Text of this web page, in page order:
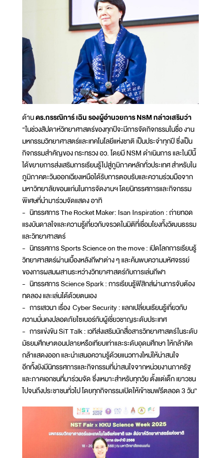
ด้านดร.กรรณิการ์ เฉิน รองผู้อำนวยการ NSM กล่าวเสริมว่า
“ในช่วงสัปดาห์วิทยาศาสตร์ของทุกปีจะมีการจัดกิจกรรมในชื่อ งาน
มหกรรมวิทยาศาสตร์และเทคโนโลยีแห่งชาติ เป็นประจำทุกปี ซึ่งเป็น
กิจกรรมสำคัญของ กระทรวง อว. โดยมี NSM ดำเนินการ และในปีนี้
ได้ขยายการส่งเสริมการเรียนรู้ไปสู่ภูมิภาคหลักทั่วประเทศ สำหรับใน
ภูมิภาคตะวันออกเฉียงเหนือได้รับการตอบรับและความร่วมมือจาก
มหาวิทยาลัยขอนแก่นในการจัดงานฯ โดยนิทรรศการและกิจกรรม
พิเศษที่นำมาร่วมจัดแสดง อาทิ
- นิทรรศการ The Rocket Maker: Isan Inspiration : ถ่ายทอด
แรงบันดาลใจและความรู้เกี่ยวกับจรวดในมิติที่เชื่อมโยงทั้งวัฒนธรรม
และวิทยาศาสตร์
- นิทรรศการ Sports Science on the move : เปิดโลกการเรียนรู้
วิทยาศาสตร์ผ่านเบื้องหลังกีฬาต่าง ๆ และค้นพบความมหัศจรรย์
ของการผสมผสานระหว่างวิทยาศาสตร์กับการเล่นกีฬา
- นิทรรศการ Science Spark : การเรียนรู้ฟิสิกส์ผ่านการจับต้อง
ทดลอง และเล่นได้ด้วยตนเอง
- การเสวนา เรื่อง Cyber Security : แลกเปลี่ยนเรียนรู้เกี่ยวกับ
ความมั่นคงปลอดภัยไซเบอร์กับผู้เชี่ยวชาญระดับประเทศ
- การแข่งขัน SiT Talk : เวทีส่งเสริมนักสื่อสารวิทยาศาสตร์ในระดับ
มัธยมศึกษาตอนปลายหรือเทียบเท่าและระดับอุดมศึกษา ให้กล้าคิด
กล้าแสดงออก และนำเสนอความรู้ด้วยแนวทางใหม่ให้น่าสนใจ
อีกทั้งยังมีนิทรรศการและกิจกรรมที่น่าสนใจจากหน่วยงานภาครัฐ
และภาคเอกชนที่มาร่วมจัด ซึ่งเหมาะสำหรับทุกวัย ตั้งแต่เด็ก เยาวชน
ไปจนถึงประชาชนทั่วไป โดยทุกกิจกรรมเปิดให้เข้าชมฟรีตลอด 3 วัน”